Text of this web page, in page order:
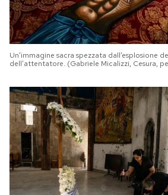
Un’immagine sacra spezzata dall’esplosione
dell’attentatore. (Gabriele Micalizzi, Cesura,